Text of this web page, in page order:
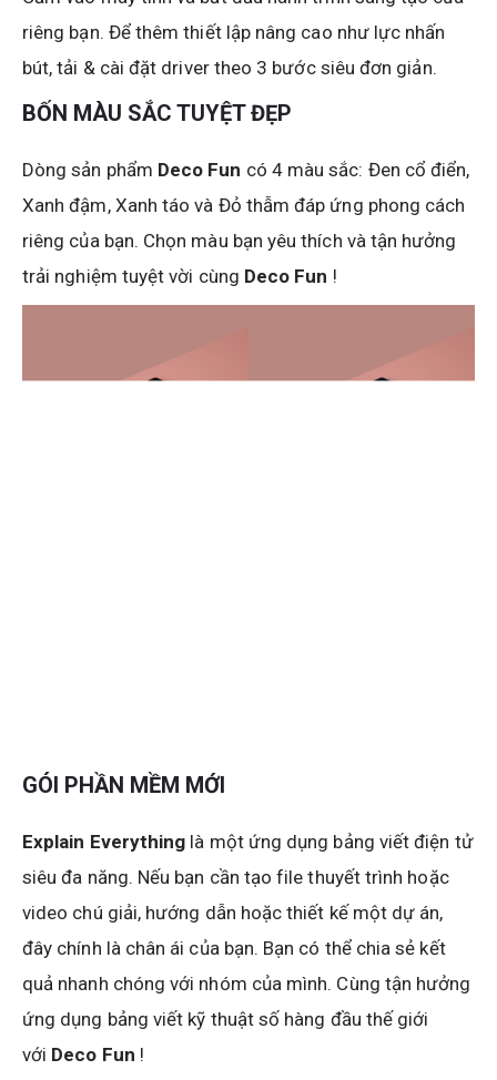
riêng bạn. Để thêm thiết lập nâng cao như lực nhấn
bút, tải & cài đặt driver theo 3 bước siêu đơn giản.
BỐN MÀU SẮC TUYỆT ĐẸP
Dòng sản phẩm Deco Fun có 4 màu sắc: Đen cổ điển,
Xanh đậm, Xanh táo và Đỏ thẫm đáp ứng phong cách
riêng của bạn. Chọn màu bạn yêu thích và tận hưởng
trải nghiệm tuyệt vời cùng Deco Fun !
GÓI PHẦN MỀM MỚI
Explain Everything là một ứng dụng bảng viết điện tử
siêu đa năng. Nếu bạn cần tạo file thuyết trình hoặc
video chú giải, hướng dẫn hoặc thiết kế một dự án,
đây chính là chân ái của bạn. Bạn có thể chia sẻ kết
quả nhanh chóng với nhóm của mình. Cùng tận hưởng
ứng dụng bảng viết kỹ thuật số hàng đầu thế giới
với Deco Fun !